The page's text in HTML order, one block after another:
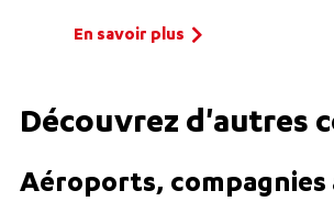
En savoir plus
Découvrez d'autres
Aéroports, compagnies